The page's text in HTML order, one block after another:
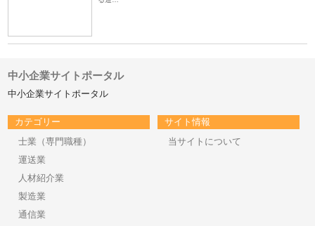
中小企業サイトポータル
中小企業サイトポータル
カテゴリー
士業（専門職種）
運送業
人材紹介業
製造業
通信業
サイト情報
当サイトについて